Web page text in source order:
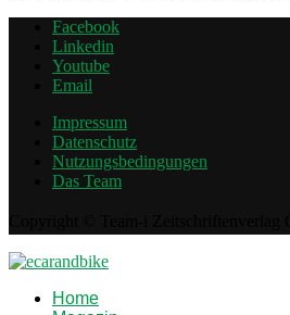
Facebook
Linkedin
Youtube
Email
Impressum
Datenschutz
Nutzungsbedingungen
Das Team
Home